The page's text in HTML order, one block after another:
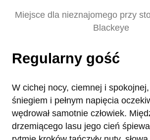
Miejsce dla nieznajomego przy
Blackeye
Regularny gość
W cichej nocy, ciemnej i
śniegiem i pełnym napięcia
wędrował samotnie człowiek.
drzemiącego lasu jego cień